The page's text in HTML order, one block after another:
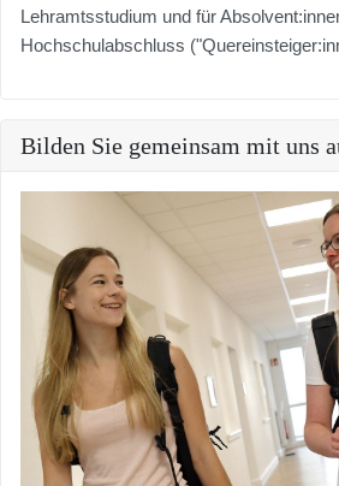
Lehramtsstudium und für
Hochschulabschluss
Bilden Sie gemeinsam mit uns